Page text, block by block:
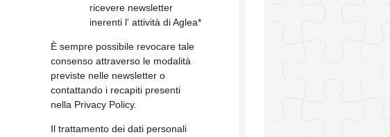
ricevere newsletter
inerenti l' attività di Aglea*
È sempre possibile revocare tale
consenso attraverso le modalità
previste nelle newsletter o
contattando i recapiti presenti
nella Privacy Policy.
Il trattamento dei dati personali